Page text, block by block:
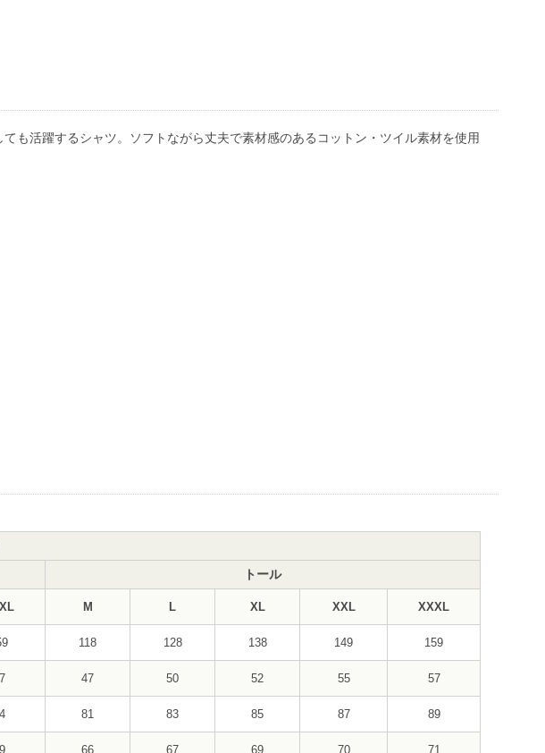
も活躍するシャツ。ソフトながら丈夫で素材感のあるコットン・ツイル素材を使用
トール
M L XL XXL XXXL
118 128 138 149 159
47 50 52 55 57
81 83 85 87 89
66 67 69 70 71